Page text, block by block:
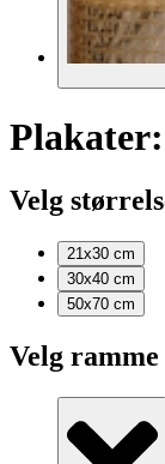
Velg
21x30 cm
30x40 cm
50x70 cm
Velg ramme